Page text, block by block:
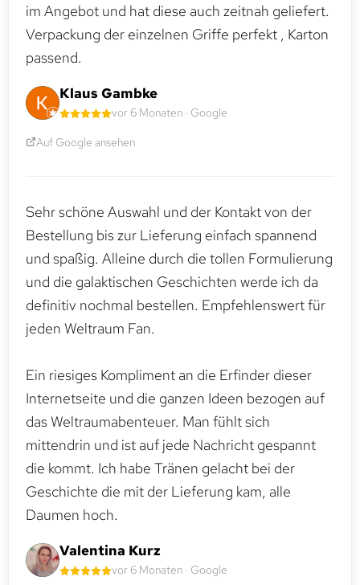
im Angebot und hat diese auch zeitnah geliefert.
Verpackung der einzelnen Griffe perfekt , Karton
passend.
Klaus Gambke
vor 6 Monaten · Google
Auf Google ansehen
Sehr schöne Auswahl und der Kontakt von der
Bestellung bis zur Lieferung einfach spannend
und spaßig. Alleine durch die tollen Formulierung
und die galaktischen Geschichten werde ich da
definitiv nochmal bestellen. Empfehlenswert für
jeden Weltraum Fan.
Ein riesiges Kompliment an die Erfinder dieser
Internetseite und die ganzen Ideen bezogen auf
das Weltraumabenteuer. Man fühlt sich
mittendrin und ist auf jede Nachricht gespannt
die kommt. Ich habe Tränen gelacht bei der
Geschichte die mit der Lieferung kam, alle
Daumen hoch.
Valentina Kurz
vor 6 Monaten · Google